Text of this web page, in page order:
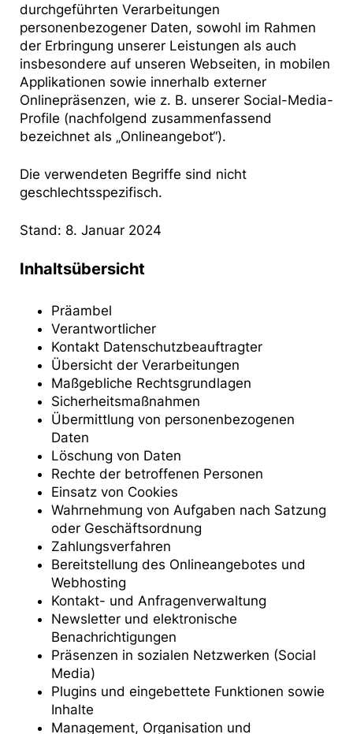
durchgeführten Verarbeitungen
personenbezogener Daten, sowohl im Rahmen
der Erbringung unserer Leistungen als auch
insbesondere auf unseren Webseiten, in mobilen
Applikationen sowie innerhalb externer
Onlinepräsenzen, wie z. B. unserer Social-Media-
Profile (nachfolgend zusammenfassend
bezeichnet als „Onlineangebot“).
Die verwendeten Begriffe sind nicht
geschlechtsspezifisch.
Stand: 8. Januar 2024
Inhaltsübersicht
Präambel
Verantwortlicher
Kontakt Datenschutzbeauftragter
Übersicht der Verarbeitungen
Maßgebliche Rechtsgrundlagen
Sicherheitsmaßnahmen
Übermittlung von personenbezogenen
Daten
Löschung von Daten
Rechte der betroffenen Personen
Einsatz von Cookies
Wahrnehmung von Aufgaben nach Satzung
oder Geschäftsordnung
Zahlungsverfahren
Bereitstellung des Onlineangebotes und
Webhosting
Kontakt- und Anfragenverwaltung
Newsletter und elektronische
Benachrichtigungen
Präsenzen in sozialen Netzwerken (Social
Media)
Plugins und eingebettete Funktionen sowie
Inhalte
Management, Organisation und